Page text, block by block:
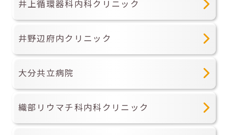
井上循環器科内科クリニック
井野辺府内クリニック
大分共立病院
織部リウマチ科内科クリニック